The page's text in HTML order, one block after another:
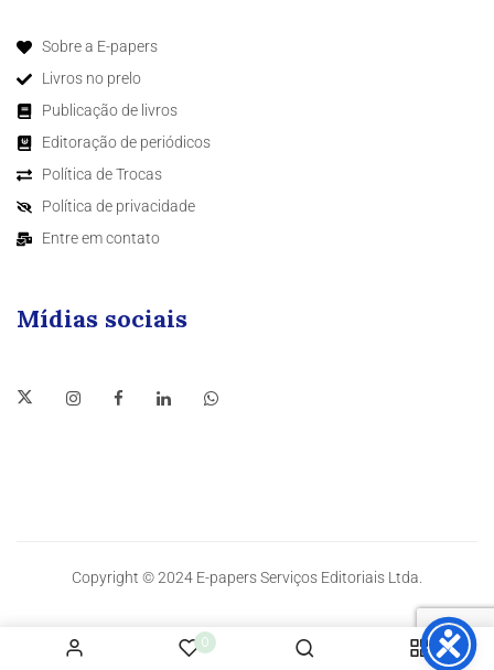
0
Sobre a E-papers
Livros no prelo
Publicação de livros
Editoração de periódicos
Política de Trocas
Política de privacidade
Entre em contato
Mídias sociais
Copyright © 2024 E-papers Serviços Editoriais Ltda.